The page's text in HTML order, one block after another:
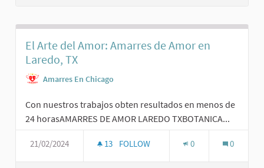
El Arte del Amor: Amarres de Amor en
Laredo, TX
Amarres En Chicago
Con nuestros trabajos obten resultados en menos de
24 horasAMARRES DE AMOR LAREDO TXBOTANICA...
21/02/2024 13 FOLLOW 0 0